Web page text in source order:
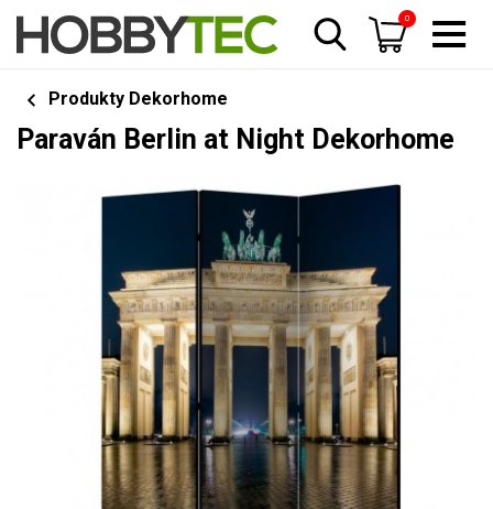
0
Produkty Dekorhome
Paraván Berlin at Night Dekorhome